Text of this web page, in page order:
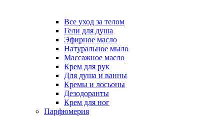
Все уход за телом
Гели для душа
Эфирное масло
Натуральное мыло
Массажное масло
Крем для рук
Для душа и ванны
Кремы и лосьоны
Дезодоранты
Крем для ног
Парфюмерия